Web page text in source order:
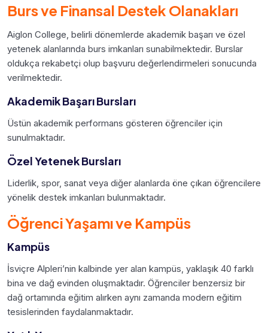
Burs ve Finansal Destek Olanakları
Aiglon College, belirli dönemlerde akademik başarı ve özel
yetenek alanlarında burs imkanları sunabilmektedir. Burslar
oldukça rekabetçi olup başvuru değerlendirmeleri sonucunda
verilmektedir.
Akademik Başarı Bursları
Üstün akademik performans gösteren öğrenciler için
sunulmaktadır.
Özel Yetenek Bursları
Liderlik, spor, sanat veya diğer alanlarda öne çıkan öğrencilere
yönelik destek imkanları bulunmaktadır.
Öğrenci Yaşamı ve Kampüs
Kampüs
İsviçre Alpleri’nin kalbinde yer alan kampüs, yaklaşık 40 farklı
bina ve dağ evinden oluşmaktadır. Öğrenciler benzersiz bir
dağ ortamında eğitim alırken aynı zamanda modern eğitim
tesislerinden faydalanmaktadır.